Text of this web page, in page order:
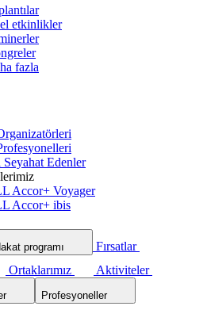
etkinlikler
fazla
Seyahat Edenler
Accor+ Voyager
Accor+ ibis
programı
Fırsatlar
Ortaklarımız Aktiviteler
Profesyoneller